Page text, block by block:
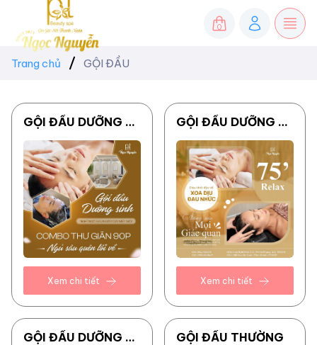
0
Trang chủ GỘI ĐẦU
GỘI ĐẦU DƯỠNG SINH (COMBO NGỦ SÂU QUÊN LỐI VỀ 90...
Xem chi tiết
GỘI ĐẦU DƯỠNG SINH (COMBO NGỦ 1 GIẤC 75 PHÚT )
Xem chi tiết
GỘI ĐẦU DƯỠNG SINH (COMBO NGỦ 1 CHÚT 60 PHÚT ) GỘI ĐẦU THƯỜNG